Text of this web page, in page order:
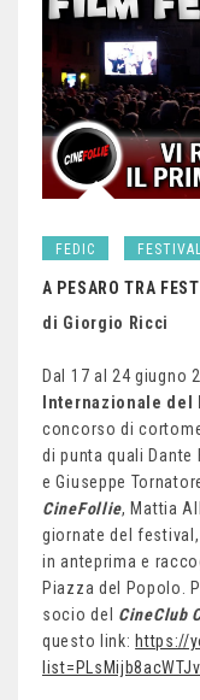
FEDIC
A PESARO TRA
di Giorgio Ricci
Dal 17 al 24 giugno
Internazionale del
concorso di
di punta quali Dante
e Giuseppe
CineFollie, Mattia
giornate del
in anteprima e
Piazza del Popolo.
socio del CineClub
questo link: https://